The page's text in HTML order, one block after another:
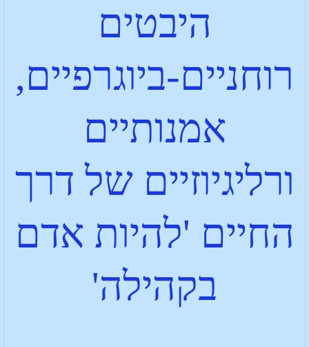
היבטים
רוחניים-ביוגרפיים,
אמנותיים
ורליגיוזיים של דרך
החיים 'להיות אדם
בקהילה'